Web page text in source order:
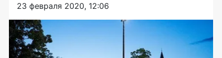
23 февраля 2020, 12:06